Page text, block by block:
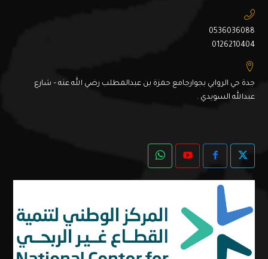
0536036088
0126210404
جدة حي الروابي بجوارجامع حمزة بن عبدالمطلب رضي الله عنه – شارع
عبدالله السويدي .